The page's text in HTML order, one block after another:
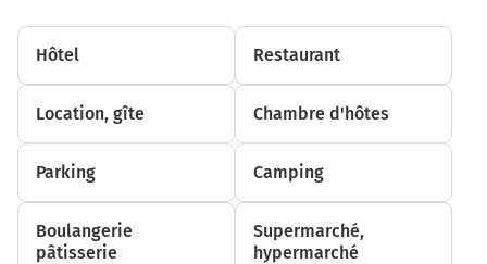
Hôtel Restaurant
Location, gîte Chambre d'hôtes
Parking Camping
Boulangerie
pâtisserie
Supermarché,
hypermarché